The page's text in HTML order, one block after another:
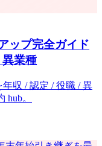
ップ完全ガイド
異業種
収 / 認定 / 役職 / 異
hub。